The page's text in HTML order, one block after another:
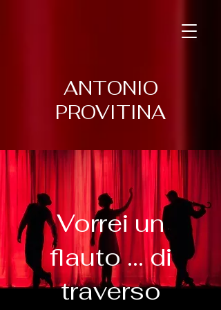
ANTONIO
PROVITINA
Vorrei un
flauto ... di
traverso